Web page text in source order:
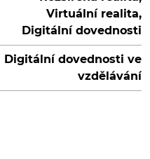
Virtuální realita,
Digitální dovednosti
Digitální dovednosti ve
vzdělávání